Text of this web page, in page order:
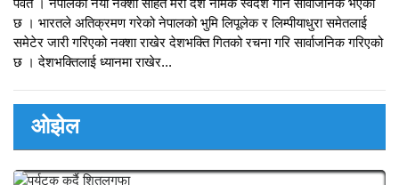
नेपालको नयाँ नक्शा राखेर शक्ति क्षेत्रीले ल्याए देश भक्ती गित ( भिडियो
सहित )
पर्वत । नेपालको नयां नक्शा सहित मेरो देश नामक स्वदेश गान सार्वाजनिक भएको